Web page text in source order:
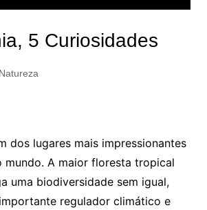
5 Curiosidades
Natureza
dos lugares mais impressionantes
mundo. A maior floresta tropical
uma biodiversidade sem igual,
regulador climático e